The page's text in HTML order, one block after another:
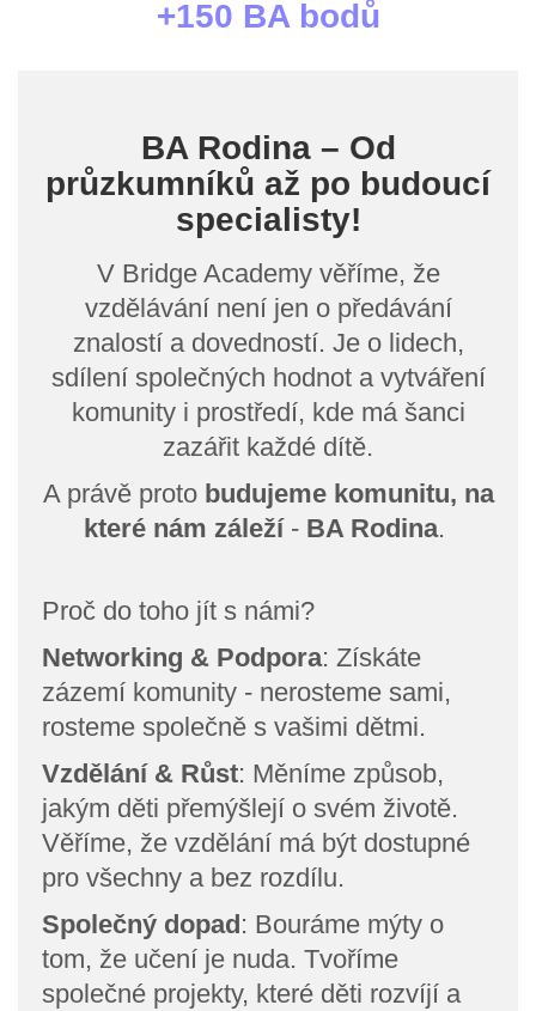
+150 BA bodů
BA Rodina – Od
průzkumníků až po budoucí
specialisty!
V Bridge Academy věříme, že
vzdělávání není jen o předávání
znalostí a dovedností. Je o lidech,
sdílení společných hodnot a vytváření
komunity i prostředí, kde má šanci
zazářit každé dítě.
A právě proto budujeme komunitu, na
které nám záleží- BA Rodina.
Proč do toho jít s námi?
Networking & Podpora: Získáte
zázemí komunity - nerosteme sami,
rosteme společně s vašimi dětmi.
Vzdělání & Růst: Měníme způsob,
jakým děti přemýšlejí o svém životě.
Věříme, že vzdělání má být dostupné
pro všechny a bez rozdílu.
Společný dopad: Bouráme mýty o
tom, že učení je nuda. Tvoříme
společné projekty, které děti rozvíjí a